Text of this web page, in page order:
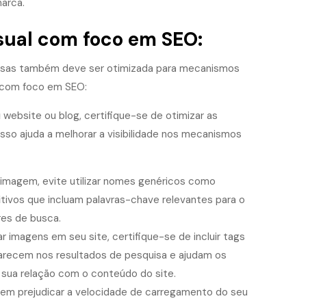
com foco em SEO:
também deve ser otimizada para mecanismos
foco em SEO:
website ou blog, certifique-se de otimizar as
ajuda a melhorar a visibilidade nos mecanismos
evite utilizar nomes genéricos como
que incluam palavras-chave relevantes para o
de busca.
imagens em seu site, certifique-se de incluir tags
nos resultados de pesquisa e ajudam os
relação com o conteúdo do site.
prejudicar a velocidade de carregamento do seu